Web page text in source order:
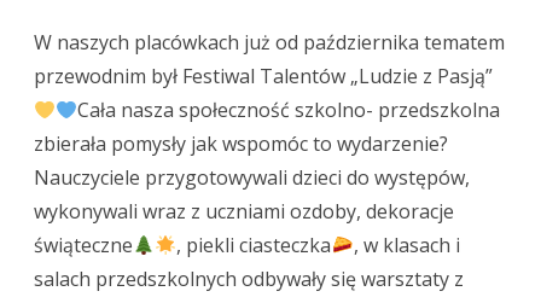
to
są
prawdziwe
dzieła
sztuki
W naszych placówkach już od października tematem
przewodnim był Festiwal Talentów „Ludzie z Pasją”
Cała nasza społeczność szkolno- przedszkolna
zbierała pomysły jak wspomóc to wydarzenie?
Nauczyciele przygotowywali dzieci do występów,
wykonywali wraz z uczniami ozdoby, dekoracje
świąteczne
, piekli ciasteczka
, w klasach i
salach przedszkolnych odbywały się warsztaty z